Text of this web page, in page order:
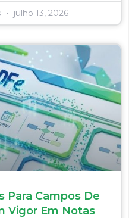
julho 13, 2026
Para Campos De
Vigor Em Notas